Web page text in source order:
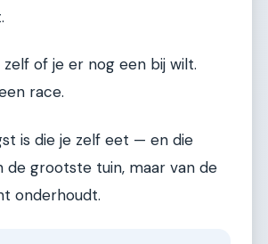
zelf of je er nog een bij wilt.
race.
is die je zelf eet — en die
de grootste tuin, maar van de
onderhoudt.